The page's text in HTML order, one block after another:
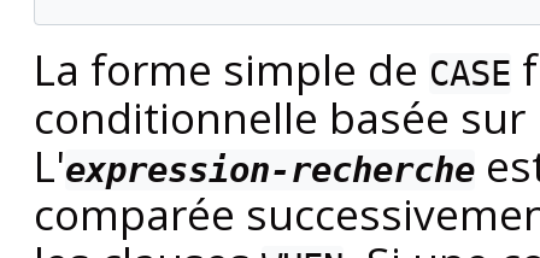
La forme simple de CASE
conditionnelle basée
L'expression-recherche
comparée